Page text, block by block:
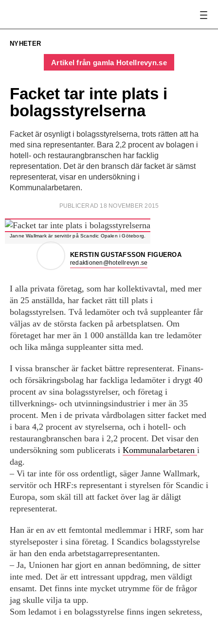
NYHETER
Artikel från gamla Hotellrevyn.se
Facket tar inte plats i
bolagsstyrelserna
Facket är osynligt i bolagsstyrelserna, trots rätten att ha
med sina representanter. Bara 2,2 procent av bolagen i
hotell- och restaurangbranschen har facklig
representation. Det är den bransch där facket är sämst
representerat, visar en undersökning i
Kommunalarbetaren.
PUBLICERAD 18 NOVEMBER 2015
Janne Wallmark är servitör på Scandic Opalen i Göteborg.
KERSTIN GUSTAFSSON FIGUEROA
redaktionen@hotellrevyn.se
I alla privata företag, som har kollektivavtal, med mer
än 25 anställda, har facket rätt till plats i
bolagsstyrelsen. Två ledamöter och två suppleanter får
väljas av de största facken på arbetsplatsen. Om
företaget har mer än 1 000 anställda kan tre ledamöter
och lika många suppleanter sitta med.
I vissa branscher är facket bättre representerat. Finans-
och försäkringsbolag har fackliga ledamöter i drygt 40
procent av sina bolagsstyrelser, och företag i
tillverknings- och utvinningsindustrier i mer än 35
procent. Men i de privata vårdbolagen sitter facket med
i bara 4,2 procent av styrelserna, och i hotell- och
restaurangbranschen bara i 2,2 procent. Det visar den
undersökning som publicerats i Kommunalarbetaren i
dag.
– Vi tar inte för oss ordentligt, säger Janne Wallmark,
servitör och HRF:s representant i styrelsen för Scandic i
Europa, som skäl till att facket över lag är dåligt
representerat.
Han är en av ett femtontal medlemmar i HRF, som har
styrelseposter i sina företag. I Scandics bolagsstyrelse
är han den enda arbetstagarrepresentanten.
– Ja, Unionen har gjort en annan bedömning, de sitter
inte med. Det är ett intressant uppdrag, men väldigt
ensamt. Det finns inte mycket utrymme för de frågor
jag skulle vilja ta upp.
Som ledamot i en bolagsstyrelse finns ingen sekretess,